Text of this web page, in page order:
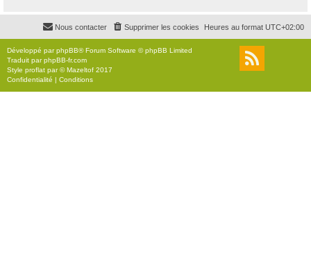
r
c
r
Heures au format UTC+02:00
Supprimer les cookies
Nous contacter
Développé parphpBB® Forum Software © phpBB Limited
Traduit parphpBB-fr.com
Style proflat par ©Mazeltof 2017
Confidentialité | Conditions